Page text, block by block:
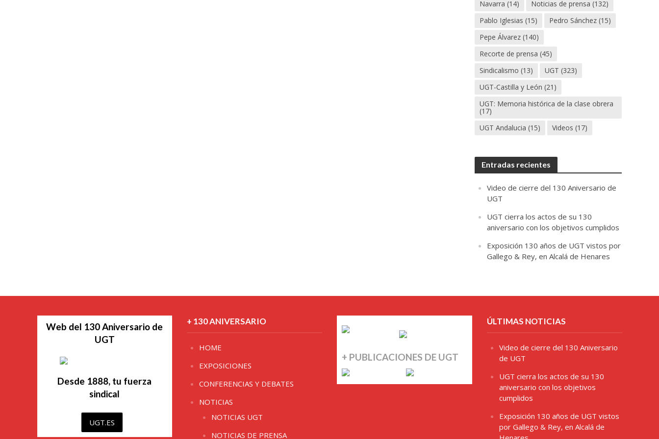
Navarra (14) Noticias de prensa (132)
Pablo Iglesias (15) Pedro Sánchez (15)
Pepe Álvarez (140)
Recorte de prensa (45)
Sindicalismo (13) UGT (323)
UGT-Castilla y León (21)
UGT: Memoria histórica de la clase obrera
(17)
UGT Andalucia (15) Videos (17)
Entradas recientes
Video de cierre del 130 Aniversario de
UGT
UGT cierra los actos de su 130
aniversario con los objetivos cumplidos
Exposición 130 años de UGT vistos por
Gallego & Rey, en Alcalá de Henares
Web del 130 Aniversario de
UGT
Desde 1888, tu fuerza
sindical
UGT.ES
+ 130 ANIVERSARIO
HOME
EXPOSICIONES
CONFERENCIAS Y DEBATES
NOTICIAS
NOTICIAS UGT
NOTICIAS DE PRENSA
+ PUBLICACIONES DE UGT
ÚLTIMAS NOTICIAS
Video de cierre del 130 Aniversario
de UGT
UGT cierra los actos de su 130
aniversario con los objetivos
cumplidos
Exposición 130 años de UGT vistos
por Gallego & Rey, en Alcalá de